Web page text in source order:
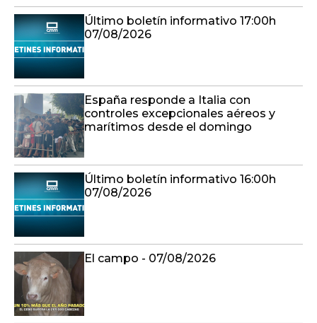
Último boletín informativo 17:00h
07/08/2026
España responde a Italia con
controles excepcionales aéreos y
marítimos desde el domingo
Último boletín informativo 16:00h
07/08/2026
El campo - 07/08/2026